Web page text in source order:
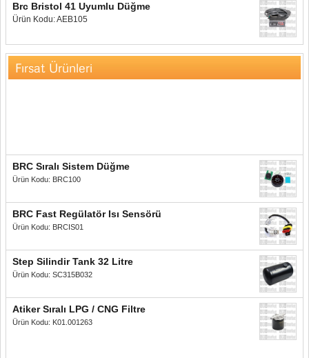
Brc Bristol 41 Uyumlu Düğme
Ürün Kodu: AEB105
Fırsat Ürünleri
BRC Sıralı Sistem Düğme
Ürün Kodu: BRC100
BRC Fast Regülatör Isı Sensörü
Ürün Kodu: BRCIS01
Step Silindir Tank 32 Litre
Ürün Kodu: SC315B032
Atiker Sıralı LPG / CNG Filtre
Ürün Kodu: K01.001263